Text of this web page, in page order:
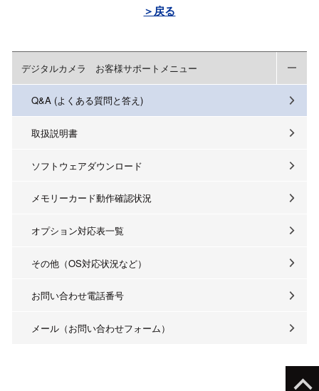
＞戻る
デジタルカメラ お客様サポートメニュー
Q&A (よくある質問と答え)
取扱説明書
ソフトウェアダウンロード
メモリーカード動作確認状況
オプション対応表一覧
その他（OS対応状況など）
お問い合わせ電話番号
メール（お問い合わせフォーム）